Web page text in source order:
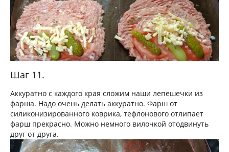
Шаг 11.
Аккуратно с каждого края сложим наши лепешечки из
фарша. Надо очень делать аккуратно. Фарш от
силиконизированного коврика, тефлонового отлипает
фарш прекрасно. Можно немного вилочкой отодвинуть
друг от друга.